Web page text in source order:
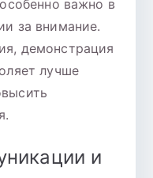
важно в
за внимание.
демонстрация
лучше
и